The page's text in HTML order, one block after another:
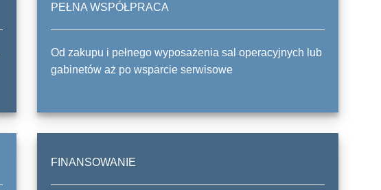
PEŁNA WSPÓŁPRACA
Od zakupu i pełnego wyposażenia sal operacyjnych lub
gabinetów aż po wsparcie serwisowe
FINANSOWANIE